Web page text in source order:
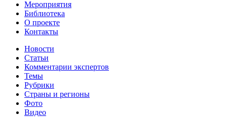
Мероприятия
Библиотека
О проекте
Контакты
Новости
Статьи
Комментарии экспертов
Темы
Рубрики
Страны и регионы
Фото
Видео